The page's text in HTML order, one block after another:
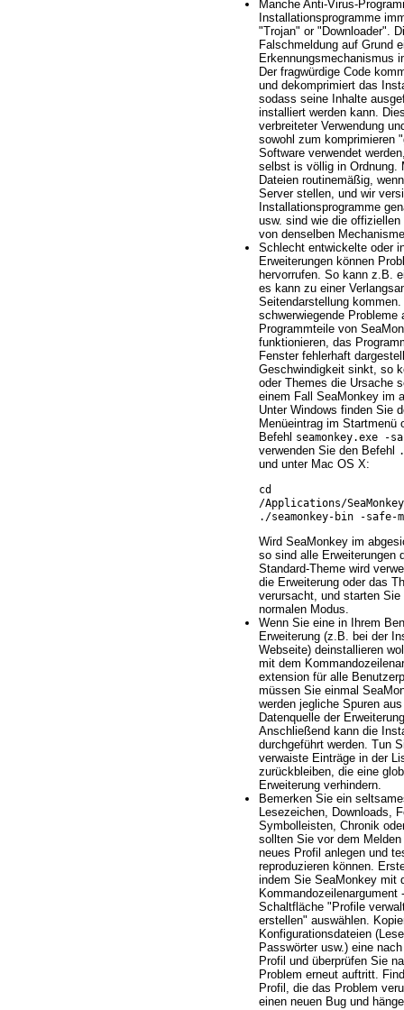
Manche Anti-Virus-
Installationsprogramme
"Trojan" or "Downloader".
Falschmeldung auf Grund
Erkennungsmechanismus
Der fragwürdige Code
und dekomprimiert das
sodass seine Inhalte
installiert werden kann.
verbreiteter Verwendung
sowohl zum komprimieren
Software verwendet
selbst is völlig in Ordnung.
Dateien routinemäßig,
Server stellen, und wir
Installationsprogramme
usw. sind wie die
von denselben
Schlecht entwickelte oder
Erweiterungen können
hervorrufen. So kann z.B.
es kann zu einer
Seitendarstellung
schwerwiegende
Programmteile von
funktionieren, das
Fenster fehlerhaft
Geschwindigkeit sinkt, so
oder Themes die Ursache
einem Fall SeaMonkey im
Unter Windows finden Sie
Menüeintrag im Startmenü
Befehl seamonkey.exe -
verwenden Sie den Befehl
und unter Mac OS X:
cd
/Applications/
./seamonkey-bin -safe-
Wird SeaMonkey im
so sind alle Erweiterungen
Standard-Theme wird
die Erweiterung oder das
verursacht, und starten
normalen Modus.
Wenn Sie eine in Ihrem
Erweiterung (z.B. bei der
Webseite) deinstallieren
mit dem
extension für alle
müssen Sie einmal
werden jegliche Spuren
Datenquelle der
Anschließend kann die
durchgeführt werden. Tun
verwaiste Einträge in der
zurückbleiben, die eine
Erweiterung verhindern.
Bemerken Sie ein
Lesezeichen, Downloads,
Symbolleisten, Chronik
sollten Sie vor dem
neues Profil anlegen und
reproduzieren können.
indem Sie SeaMonkey mit
Kommandozeilenargument
Schaltfläche "Profile
erstellen" auswählen.
Konfigurationsdateien
Passwörter usw.) eine
Profil und überprüfen Sie
Problem erneut auftritt.
Profil, die das Problem
einen neuen Bug und